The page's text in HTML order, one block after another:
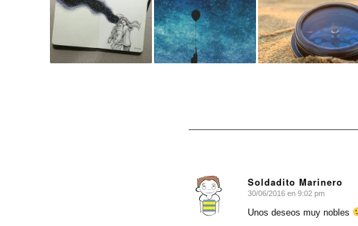
Soldadito Marinero
Dice:
30/06/2016 en 9:02 pm
Unos deseos muy nobles